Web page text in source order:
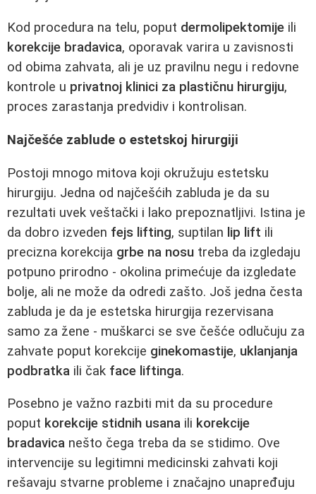
Kod procedura na telu, poput dermolipektomije ili
korekcije bradavica, oporavak varira u zavisnosti
od obima zahvata, ali je uz pravilnu negu i redovne
kontrole u privatnoj klinici za plastičnu hirurgiju,
proces zarastanja predvidiv i kontrolisan.
Najčešće zablude o estetskoj hirurgiji
Postoji mnogo mitova koji okružuju estetsku
hirurgiju. Jedna od najčešćih zabluda je da su
rezultati uvek veštački i lako prepoznatljivi. Istina je
da dobro izveden fejs lifting, suptilan lip lift ili
precizna korekcija grbe na nosu treba da izgledaju
potpuno prirodno - okolina primećuje da izgledate
bolje, ali ne može da odredi zašto. Još jedna česta
zabluda je da je estetska hirurgija rezervisana
samo za žene - muškarci se sve češće odlučuju za
zahvate poput korekcije ginekomastije, uklanjanja
podbratka ili čak face liftinga.
Posebno je važno razbiti mit da su procedure
poput korekcije stidnih usana ili korekcije
bradavica nešto čega treba da se stidimo. Ove
intervencije su legitimni medicinski zahvati koji
rešavaju stvarne probleme i značajno unapređuju